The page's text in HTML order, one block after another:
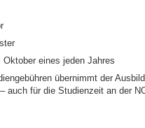
Oktober eines jeden Jahres
übernimmt der
auch für die Studienzeit an der